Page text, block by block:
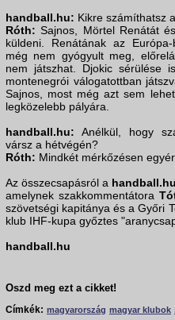
handball.hu: Kikre számíthatsz
Róth: Sajnos, Mörtel Renátát
küldeni. Renátának az
még nem gyógyult meg,
nem játszhat. Djokic sérülése
montenegrói válogatottban
Sajnos, most még azt sem
legközelebb pályára.
handball.hu: Anélkül, hogy
vársz a hétvégén?
Róth: Mindkét mérkőzésen
Az összecsapásról a handball.hu
amelynek szakkommentátora
szövetségi kapitánya és a Győri
klub IHF-kupa győztes
handball.hu
Oszd meg ezt a cikket!
Címkék: magyarország magyar klubok